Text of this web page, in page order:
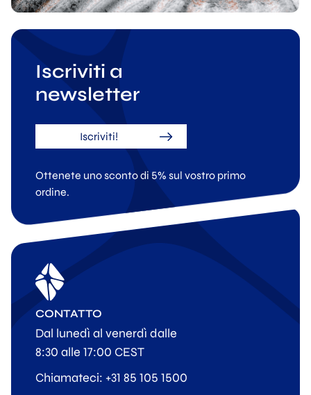
Iscriviti a
newsletter
Iscriviti!
Ottenete uno sconto di 5% sul vostro primo
ordine.
CONTATTO
Dal lunedì al venerdì dalle
8:30 alle 17:00 CEST
Chiamateci: +31 85 105 1500